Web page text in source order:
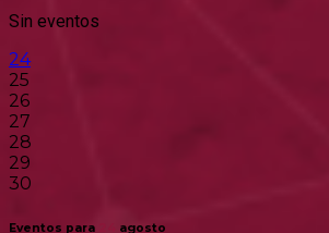
Sin eventos
24
25
26
27
28
29
30
Eventos para agosto